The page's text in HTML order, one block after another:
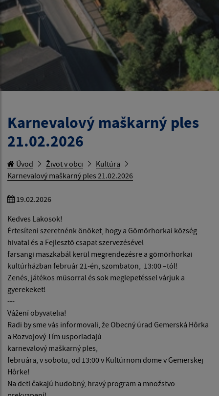
Karnevalový maškarný ples
21.02.2026
Úvod Život v obci
Kultúra
Karnevalový maškarný ples 21.02.2026
19.02.2026
Kedves Lakosok!
Értesíteni szeretnénk önöket, hogy a Gömörhorkai község
hivatal és a Fejlesztö csapat szervezésével
farsangi maszkabál kerül megrendezésre a gömörhorkai
kultúrházban február 21-én, szombaton, 13:00 –tól!
Zenés, játékos müsorral és sok meglepetéssel várjuk a
gyerekeket!
---
Vážení obyvatelia!
Radi by sme vás informovali, že Obecný úrad Gemerská Hôrka
a Rozvojový Tím usporiadajú
karnevalový maškarný ples,
februára, v sobotu, od 13:00 v Kultúrnom dome v Gemerskej
Hôrke!
Na deti čakajú hudobný, hravý program a množstvo